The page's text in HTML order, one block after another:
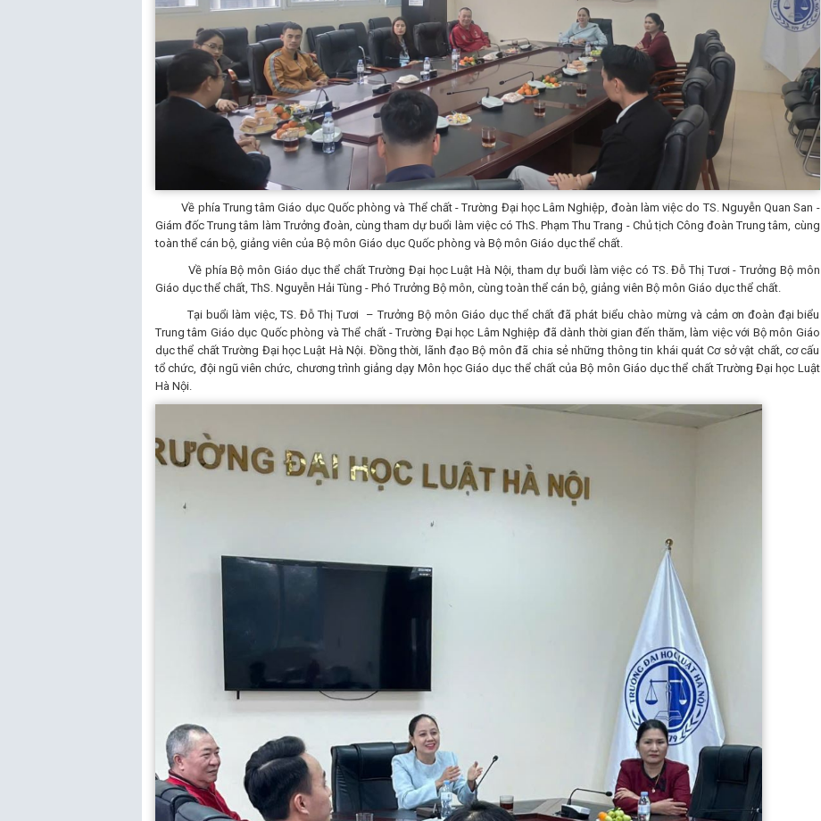
Về phía Trung tâm Giáo dục Quốc phòng và Thể chất - Trường Đại học Lâm Nghiệp, đoàn làm việc do TS. Nguyễn Quan San -
Giám đốc Trung tâm làm Trưởng đoàn, cùng tham dự buổi làm việc có ThS. Phạm Thu Trang - Chủ tịch Công đoàn Trung tâm, cùng
toàn thể cán bộ, giảng viên của Bộ môn Giáo dục Quốc phòng và Bộ môn Giáo dục thể chất.
Về phía Bộ môn Giáo dục thể chất Trường Đại học Luật Hà Nội, tham dự buổi làm việc có TS. Đỗ Thị Tươi - Trưởng Bộ môn
Giáo dục thể chất, ThS. Nguyễn Hải Tùng - Phó Trưởng Bộ môn, cùng toàn thể cán bộ, giảng viên Bộ môn Giáo dục thể chất.
Tại buổi làm việc, TS. Đỗ Thị Tươi – Trưởng Bộ môn Giáo dục thể chất đã phát biểu chào mừng và cảm ơn đoàn đại biểu
Trung tâm Giáo dục Quốc phòng và Thể chất - Trường Đại học Lâm Nghiệp đã dành thời gian đến thăm, làm việc với Bộ môn Giáo
dục thể chất Trường Đại học Luật Hà Nội. Đồng thời, lãnh đạo Bộ môn đã chia sẻ những thông tin khái quát Cơ sở vật chất, cơ cấu
tổ chức, đội ngũ viên chức, chương trình giảng dạy Môn học Giáo dục thể chất của Bộ môn Giáo dục thể chất Trường Đại học Luật
Hà Nội.